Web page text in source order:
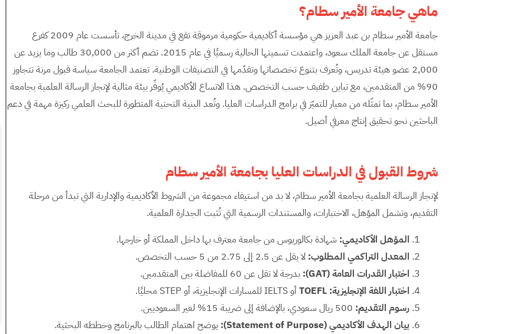
ماهي جامعة الأمير سطام؟
جامعة الأمير سطام بن عبد العزيز هي مؤسسة أكاديمية حكومية مرموقة تقع في مدينة الخرج، تأسست عام 2009 كفرع
مستقل عن جامعة الملك سعود، واعتمدت تسميتها الحالية رسميًا في عام 2015. تضم أكثر من 30,000 طالب وما يزيد عن
2,000 عضو هيئة تدريس، وتُعرف بتنوع تخصصاتها وتقدّمها في التصنيفات الوطنية. تعتمد الجامعة سياسة قبول مرنة تتجاوز
90% من المتقدمين، مع تباين طفيف حسب التخصص. هذا الاتساع الأكاديمي يُوفّر بيئة مثالية لإنجاز الرسالة العلمية بجامعة
الأمير سطام، بما تمثّله من معيار للتميّز في برامج الدراسات العليا. وتُعد البنية التحتية المتطورة للبحث العلمي ركيزة مهمة في دعم
الباحثين نحو تحقيق إنتاج معرفي أصيل.
شروط القبول في الدراسات العليا بجامعة الأمير سطام
لإنجاز الرسالة العلمية بجامعة الأمير سطام، لا بد من استيفاء مجموعة من الشروط الأكاديمية والإدارية التي تبدأ من مرحلة
التقديم، وتشمل المؤهل، الاختبارات، والمستندات الرسمية التي تُثبت الجدارة العلمية.
المؤهل الأكاديمي: شهادة بكالوريوس من جامعة معترف بها داخل المملكة أو خارجها.
المعدل التراكمي المطلوب: لا يقل عن 2.5 إلى 2.75 من 5 حسب التخصص.
اختبار القدرات العامة (GAT
): بدرجة لا تقل عن 60 للمفاضلة بين المتقدمين.
اختبار اللغة الإنجليزية: TOEFL
أو IELTS للمسارات الإنجليزية، أو STEP محليًا.
رسوم التقديم:
بيان الهدف الأكاديمي (Statement of Purpose
): يوضح اهتمام الطالب بالبرنامج وخططه البحثية.